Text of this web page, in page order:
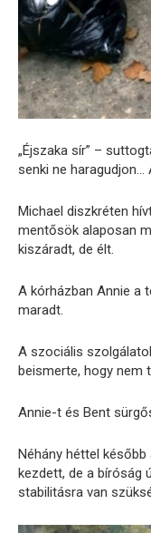
„Éjszaka sír” –
senki ne haragudjon…
Michael diszkréten
mentősök alaposan
kiszáradt, de élt.
A kórházban Annie a
maradt.
A szociális
beismerte, hogy nem
Annie-t és Bent
Néhány héttel
kezdett, de a bíróság
stabilitásra van